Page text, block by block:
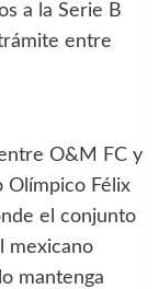
a la Serie B
entre
O&M FC y
Olímpico Félix
el conjunto
mexicano
mantenga